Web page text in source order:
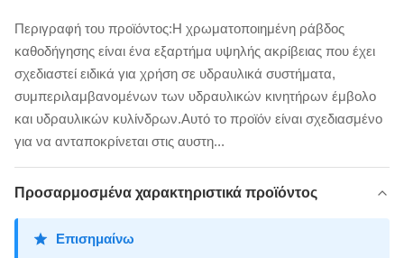
Περιγραφή του προϊόντος:Η χρωματοποιημένη ράβδος
καθοδήγησης είναι ένα εξαρτήμα υψηλής ακρίβειας που έχει
σχεδιαστεί ειδικά για χρήση σε υδραυλικά συστήματα,
συμπεριλαμβανομένων των υδραυλικών κινητήρων έμβολο
και υδραυλικών κυλίνδρων.Αυτό το προϊόν είναι σχεδιασμένο
για να ανταποκρίνεται στις αυστη...
Προσαρμοσμένα χαρακτηριστικά προϊόντος
Επισημαίνω